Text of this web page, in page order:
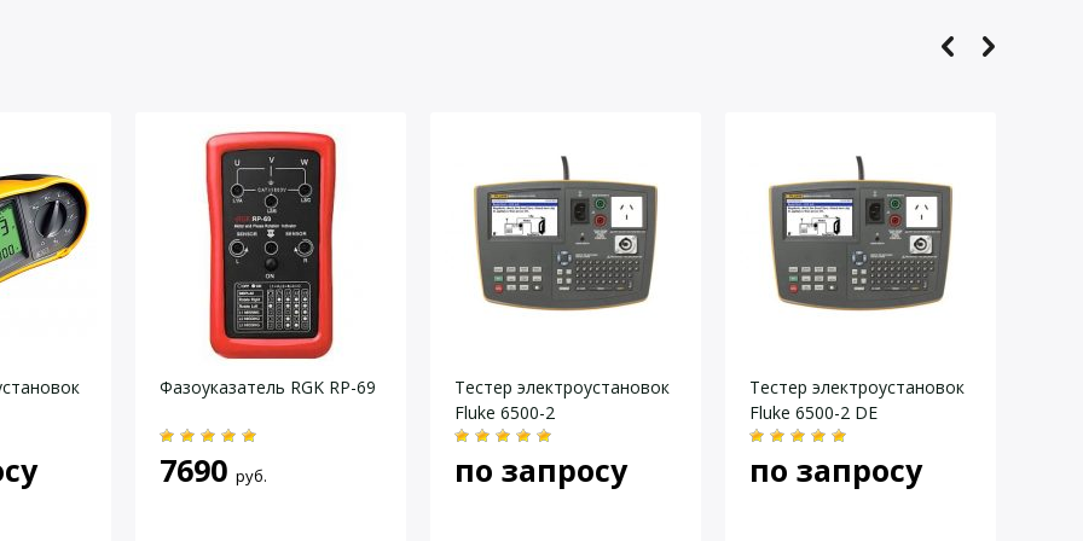
(L-N), не учитывая сопротивление контура (PE), и измеряет напряжение и частоту сети
В до 264 В
+ 3 единицы отсчета)
В ( для модели 6200)
// 2,2 нФ
100
Фазоуказатель RGK RP-69
7690 руб.
Тестер электроустановок
Fluke 6500-2
по запросу
Тестер электроустановок
Fluke 6500-2 DE
по запросу